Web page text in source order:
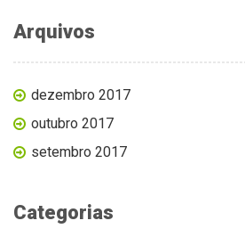
Arquivos
dezembro 2017
outubro 2017
setembro 2017
Categorias